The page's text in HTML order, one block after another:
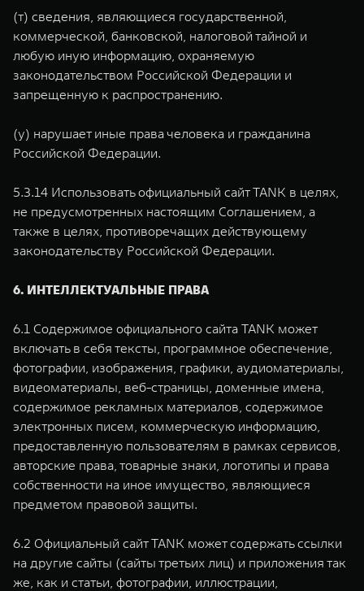
(т) сведения, являющиеся государственной,
коммерческой, банковской, налоговой тайной и
любую иную информацию, охраняемую
законодательством Российской Федерации и
запрещенную к распространению.
(у) нарушает иные права человека и гражданина
Российской Федерации.
5.3.14 Использовать официальный сайт TANK в целях,
не предусмотренных настоящим Соглашением, а
также в целях, противоречащих действующему
законодательству Российской Федерации.
6. ИНТЕЛЛЕКТУАЛЬНЫЕ ПРАВА
6.1 Содержимое официального сайта TANK может
включать в себя тексты, программное обеспечение,
фотографии, изображения, графики, аудиоматериалы,
видеоматериалы, веб-страницы, доменные имена,
содержимое рекламных материалов, содержимое
электронных писем, коммерческую информацию,
предоставленную пользователям в рамках сервисов,
авторские права, товарные знаки, логотипы и права
собственности на иное имущество, являющиеся
предметом правовой защиты.
6.2 Официальный сайт TANK может содержать ссылки
на другие сайты (сайты третьих лиц) и приложения так
же, как и статьи, фотографии, иллюстрации,